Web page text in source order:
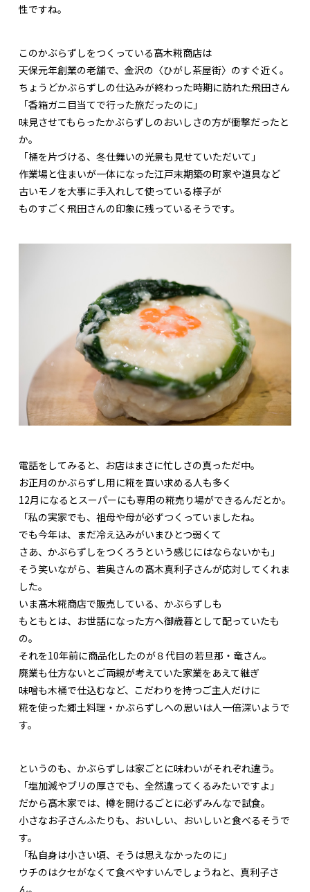
性ですね。
このかぶらずしをつくっている髙木糀商店は
天保元年創業の老舗で、金沢の〈ひがし茶屋街〉のすぐ近く。
ちょうどかぶらずしの仕込みが終わった時期に訪れた飛田さん
「香箱ガニ目当てで行った旅だったのに」
味見させてもらったかぶらずしのおいしさの方が衝撃だったと
か。
「桶を片づける、冬仕舞いの光景も見せていただいて」
作業場と住まいが一体になった江戸末期築の町家や道具など
古いモノを大事に手入れして使っている様子が
ものすごく飛田さんの印象に残っているそうです。
電話をしてみると、お店はまさに忙しさの真っただ中。
お正月のかぶらずし用に糀を買い求める人も多く
12月になるとスーパーにも専用の糀売り場ができるんだとか。
「私の実家でも、祖母や母が必ずつくっていましたね。
でも今年は、まだ冷え込みがいまひとつ弱くて
さあ、かぶらずしをつくろうという感じにはならないかも」
そう笑いながら、若奥さんの髙木真利子さんが応対してくれま
した。
いま髙木糀商店で販売している、かぶらずしも
もともとは、お世話になった方へ御歳暮として配っていたも
の。
それを10年前に商品化したのが８代目の若旦那・竜さん。
廃業も仕方ないとご両親が考えていた家業をあえて継ぎ
味噌も木桶で仕込むなど、こだわりを持つご主人だけに
糀を使った郷土料理・かぶらずしへの思いは人一倍深いようで
す。
というのも、かぶらずしは家ごとに味わいがそれぞれ違う。
「塩加減やブリの厚さでも、全然違ってくるみたいですよ」
だから髙木家では、樽を開けるごとに必ずみんなで試食。
小さなお子さんふたりも、おいしい、おいしいと食べるそうで
す。
「私自身は小さい頃、そうは思えなかったのに」
ウチのはクセがなくて食べやすいんでしょうねと、真利子さ